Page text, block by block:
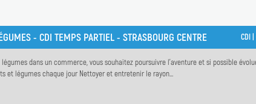
- CDI TEMPS PARTIEL - STRASBOURG CENTRE CDI |
dans un commerce, vous souhaitez poursuivre l'aventure et si possible
légumes chaque jour Nettoyer et entretenir le rayon...